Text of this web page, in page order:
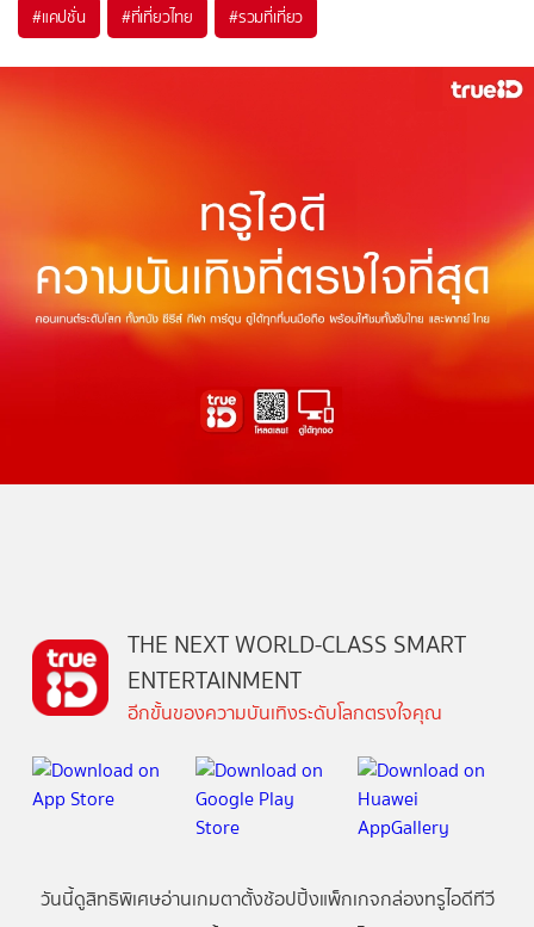
#แคปชั่น #ที่เที่ยวไทย #รวมที่เที่ยว
THE NEXT WORLD-CLASS SMART
ENTERTAINMENT
อีกขั้นของความบันเทิงระดับโลกตรงใจคุณ
วันนี้ดูสิทธิพิเศษอ่านเกมตาตั้งช้อปปิ้งแพ็กเกจกล่องทรูไอดีทีวี